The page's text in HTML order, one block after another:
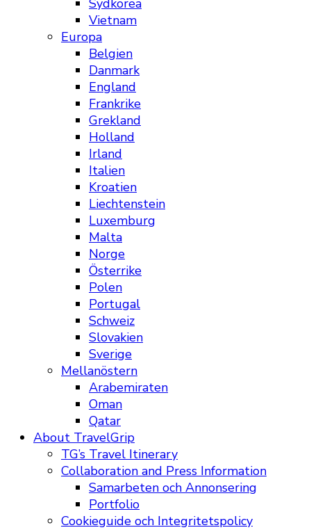
Sydkorea
Vietnam
Europa
Belgien
Danmark
England
Frankrike
Grekland
Holland
Irland
Italien
Kroatien
Liechtenstein
Luxemburg
Malta
Norge
Österrike
Polen
Portugal
Schweiz
Slovakien
Sverige
Mellanöstern
Arabemiraten
Oman
Qatar
About TravelGrip
TG’s Travel Itinerary
Collaboration and Press Information
Samarbeten och Annonsering
Portfolio
Cookieguide och Integritetspolicy